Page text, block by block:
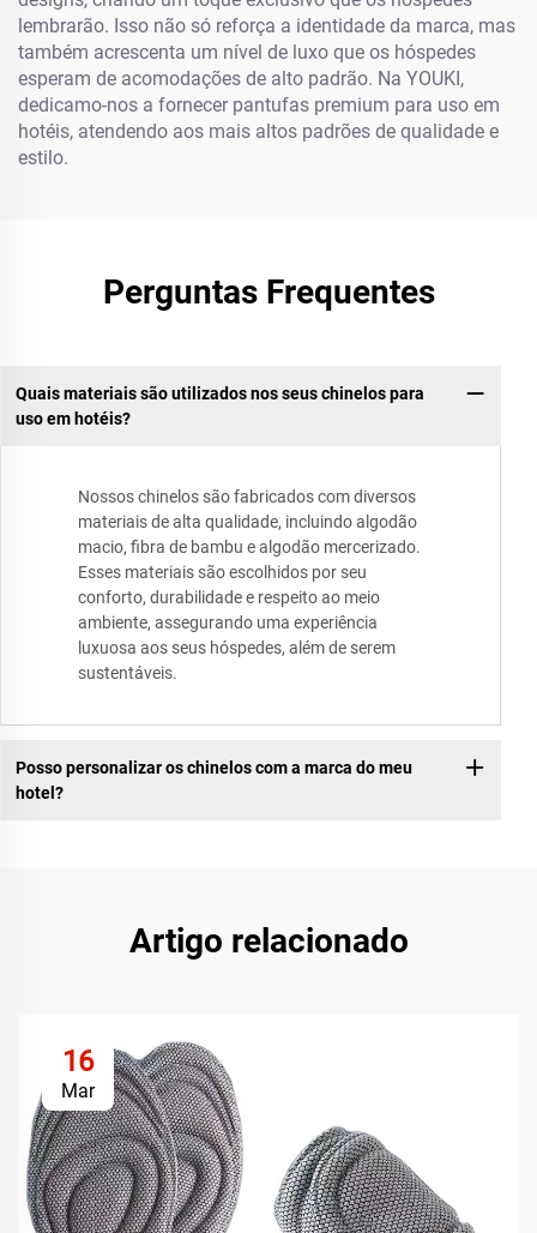
lembrarão. Isso não só reforça a identidade da marca, mas
também acrescenta um nível de luxo que os hóspedes
esperam de acomodações de alto padrão. Na YOUKI,
dedicamo-nos a fornecer pantufas premium para uso em
hotéis, atendendo aos mais altos padrões de qualidade e
estilo.
Perguntas Frequentes
Quais materiais são utilizados nos seus chinelos para
uso em hotéis?
Nossos chinelos são fabricados com diversos
materiais de alta qualidade, incluindo algodão
macio, fibra de bambu e algodão mercerizado.
Esses materiais são escolhidos por seu
conforto, durabilidade e respeito ao meio
ambiente, assegurando uma experiência
luxuosa aos seus hóspedes, além de serem
sustentáveis.
Posso personalizar os chinelos com a marca do meu
hotel?
Artigo relacionado
16
Mar